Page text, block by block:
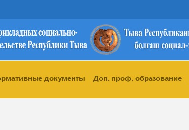
документы Доп. проф. образование